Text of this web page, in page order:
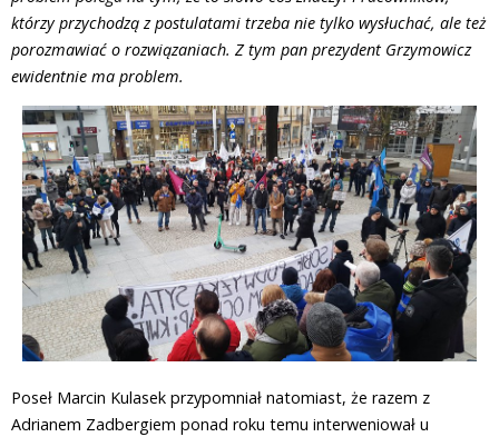
którzy przychodzą z postulatami trzeba nie tylko wysłuchać, ale też
porozmawiać o rozwiązaniach. Z tym pan prezydent Grzymowicz
ewidentnie ma problem.
Poseł Marcin Kulasek przypomniał natomiast, że razem z
Adrianem Zadbergiem ponad roku temu interweniował u